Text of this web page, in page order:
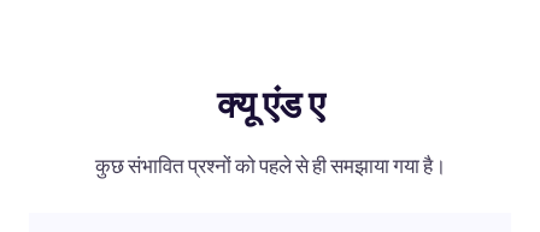
क्यू एंड ए
कुछ संभावित प्रश्नों को पहले से ही समझाया गया है।